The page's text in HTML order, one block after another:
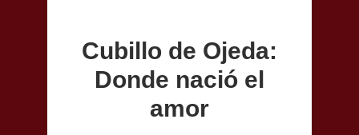
Cubillo de Ojeda:
Donde nació el
amor